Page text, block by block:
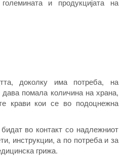
доколку има потреба, на
помала количина на храна,
крави кои се во подоцнежна
во контакт со надлежниот
инструкции, а по потреба и за
грижа.